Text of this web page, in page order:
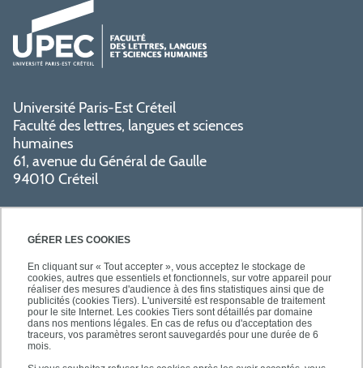
GÉRER LES COOKIES
En cliquant sur « Tout accepter », vous acceptez le stockage de
cookies, autres que essentiels et fonctionnels, sur votre appareil pour
réaliser des mesures d'audience à des fins statistiques ainsi que de
publicités (cookies Tiers). L'université est responsable de traitement
pour le site Internet. Les cookies Tiers sont détaillés par domaine
dans nos mentions légales. En cas de refus ou d'acceptation des
traceurs, vos paramètres seront sauvegardés pour une durée de 6
mois.
Université Paris-Est Créteil
Faculté des lettres, langues et sciences
humaines
61, avenue du Général de Gaulle
94010 Créteil
PRATIQUE
NOS FORMATIONS